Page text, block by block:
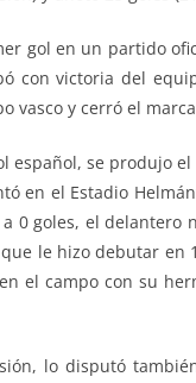
gol en un partido
con victoria del
vasco y cerró el
se produjo
en el Estadio
0 goles, el
le hizo debutar en
el campo con su
lo disputó